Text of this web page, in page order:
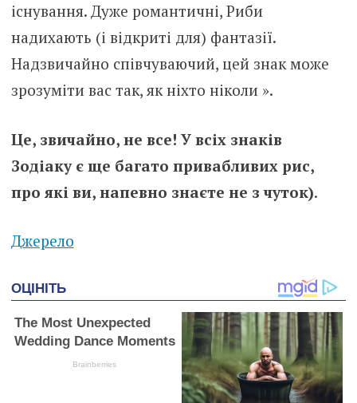
існування. Дуже романтичні, Риби
надихають (і відкриті для) фантазії.
Надзвичайно співчуваючий, цей знак може
зрозуміти вас так, як ніхто ніколи ».
Це, звичайно, не все! У всіх знаків
Зодіаку є ще багато привабливих рис,
про які ви, напевно знаєте не з чуток).
Джерело